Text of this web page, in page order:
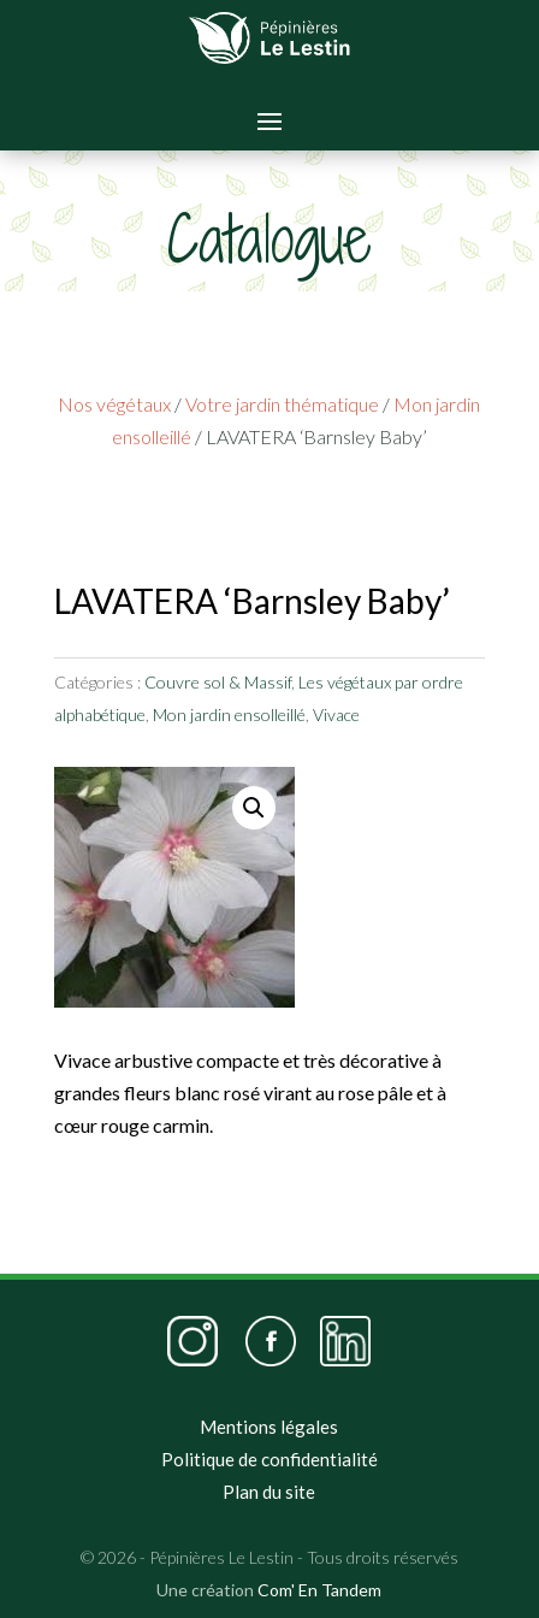
Catalogue
Nos végétaux /Votre jardin thématique / Mon jardin
ensolleillé / LAVATERA ‘Barnsley Baby’
LAVATERA ‘Barnsley Baby’
Catégories : Couvre sol & Massif, Les végétaux par ordre
alphabétique Mon jardin ensolleillé Vivace
Vivace arbustive compacte et très décorative à
grandes fleurs blanc rosé virant au rose pâle et à
cœur rouge carmin.
Mentions légales
Politique de confidentialité
Plan du site
© 2026 - Pépinières Le Lestin - Tous droits réservés
Une créationCom' En Tandem